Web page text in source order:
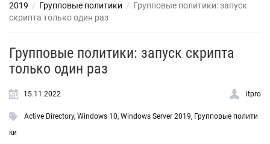
2019 / Групповые политики / Групповые политики: запуск
скрипта только один раз
Групповые политики: запуск скрипта
только один раз
15.11.2022 itpro
Active Directory, Windows 10, Windows Server 2019, Групповые полити
ки